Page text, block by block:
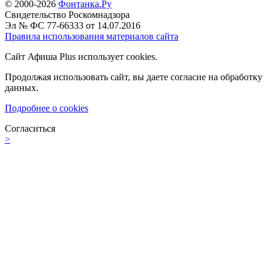
© 2000-2026 Фонтанка.Ру
Свидетельство Роскомнадзора
Эл № ФС 77-66333 от 14.07.2016
Правила использования материалов сайта
Сайт Афиша Plus использует cookies.
Продолжая использовать сайт, вы даете согласие на обработку
данных.
Подробнее о cookies
Согласиться
>